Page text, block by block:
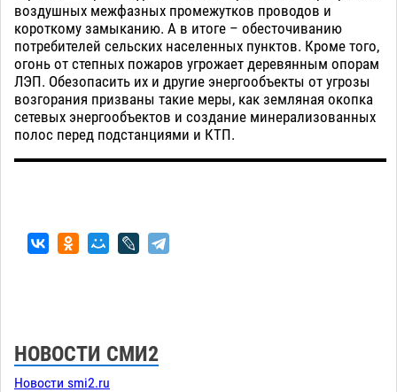
воздушных межфазных промежутков проводов и
короткому замыканию. А в итоге – обесточиванию
потребителей сельских населенных пунктов. Кроме того,
огонь от степных пожаров угрожает деревянным опорам
ЛЭП. Обезопасить их и другие энергообъекты от угрозы
возгорания призваны такие меры, как земляная окопка
сетевых энергообъектов и создание минерализованных
полос перед подстанциями и КТП.
НОВОСТИ СМИ2
Новости smi2.ru